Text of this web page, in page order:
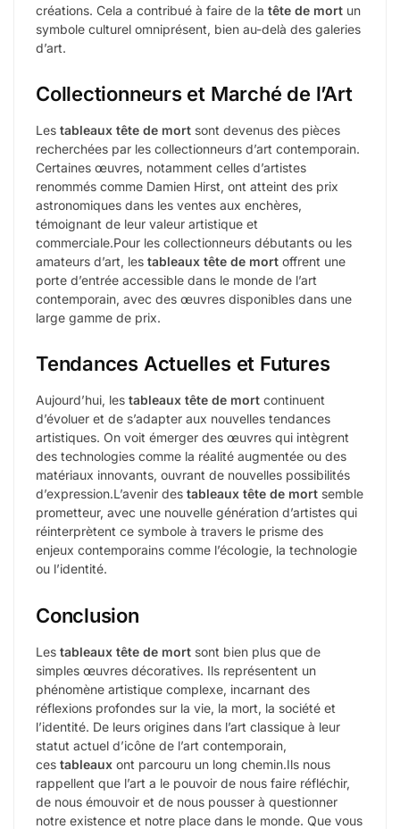
créations. Cela a contribué à faire de la tête de mort un
symbole culturel omniprésent, bien au-delà des galeries
d’art.
Collectionneurs et Marché de l’Art
Les tableaux tête de mort sont devenus des pièces
recherchées par les collectionneurs d’art contemporain.
Certaines œuvres, notamment celles d’artistes
renommés comme Damien Hirst, ont atteint des prix
astronomiques dans les ventes aux enchères,
témoignant de leur valeur artistique et
commerciale.Pour les collectionneurs débutants ou les
amateurs d’art, les tableaux tête de mort offrent une
porte d’entrée accessible dans le monde de l’art
contemporain, avec des œuvres disponibles dans une
large gamme de prix.
Tendances Actuelles et Futures
Aujourd’hui, les tableaux tête de mort continuent
d’évoluer et de s’adapter aux nouvelles tendances
artistiques. On voit émerger des œuvres qui intègrent
des technologies comme la réalité augmentée ou des
matériaux innovants, ouvrant de nouvelles possibilités
d’expression.L’avenir des tableaux tête de mort semble
prometteur, avec une nouvelle génération d’artistes qui
réinterprètent ce symbole à travers le prisme des
enjeux contemporains comme l’écologie, la technologie
ou l’identité.
Conclusion
Les tableaux tête de mort sont bien plus que de
simples œuvres décoratives. Ils représentent un
phénomène artistique complexe, incarnant des
réflexions profondes sur la vie, la mort, la société et
l’identité. De leurs origines dans l’art classique à leur
statut actuel d’icône de l’art contemporain,
ces tableaux ont parcouru un long chemin.Ils nous
rappellent que l’art a le pouvoir de nous faire réfléchir,
de nous émouvoir et de nous pousser à questionner
notre existence et notre place dans le monde. Que vous